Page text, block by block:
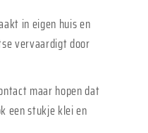
in eigen huis en
vervaardigt door
maar hopen dat
een stukje klei en